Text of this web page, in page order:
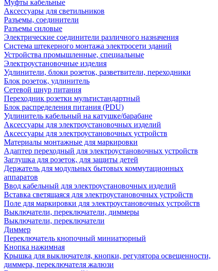
Муфты кабельные
Аксессуары для светильников
Разъемы, соединители
Разъемы силовые
Электрические соединители различного назначения
Система штекерного монтажа электросети зданий
Устройства промышленные, специальные
Электроустановочные изделия
Удлинители, блоки розеток, разветвители, переходники
Блок розеток, удлинитель
Сетевой шнур питания
Переходник розетки мультистандартный
Блок распределения питания (PDU)
Удлинитель кабельный на катушке/барабане
Аксессуары для электроустановочных изделий
Аксессуары для электроустановочных устройств
Материалы монтажные для маркировки
Адаптер переходный для электроустановочных устройств
Заглушка для розеток, для защиты детей
Держатель для модульных бытовых коммутационных
аппаратов
Ввод кабельный для электроустановочных изделий
Вставка светящаяся для электроустановочных устройств
Поле для маркировки для электроустановочных устройств
Выключатели, переключатели, диммеры
Выключатели, переключатели
Диммер
Переключатель кнопочный миниатюрный
Кнопка нажимная
Крышка для выключателя, кнопки, регулятора освещенности,
диммера, переключателя жалюзи